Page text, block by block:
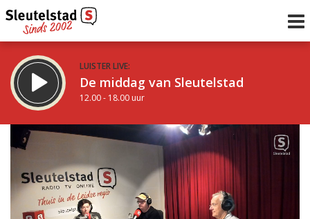
LUISTER LIVE:
De middag van Sleutelstad
12.00 - 18.00 uur
STRAKS:
De vrijdagavond met Keanu
18.00 - 19.00 uur
Vorig uur
uur 1 van 0
Inklappen